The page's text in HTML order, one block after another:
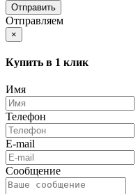
Отправляем
×
Купить в 1 клик
Имя
Телефон
E-mail
Сообщение